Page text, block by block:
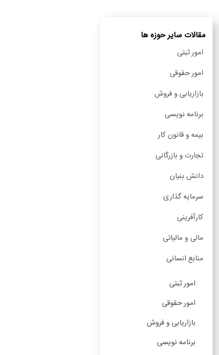
مقالات سایر حوزه ها
امور ثبتی
امور حقوقی
بازاریابی و فروش
برنامه نویسی
بیمه و قانون کار
تجارت و بازرگانی
دانش بنیان
سرمایه گذاری
کارآفرینی
مالی و مالیاتی
منابع انسانی
امور ثبتی
امور حقوقی
بازاریابی و فروش
برنامه نویسی